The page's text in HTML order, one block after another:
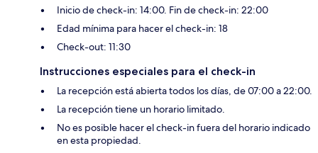
Inicio de check-in: 14:00. Fin de check-in: 22:00
Edad mínima para hacer el check-in: 18
Check-out: 11:30
Instrucciones especiales para el check-in
La recepción está abierta todos los días, de 07:00 a 22:00.
La recepción tiene un horario limitado.
No es posible hacer el check-in fuera del horario indicado
en esta propiedad.